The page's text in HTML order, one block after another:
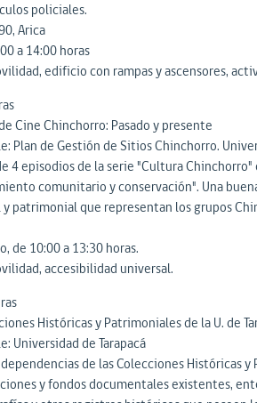
policiales.
Arica
a 14:00 horas
edificio con rampas y ascensores,
Cine Chinchorro: Pasado y presente
Plan de Gestión de Sitios Chinchorro.
4 episodios de la serie "Cultura
comunitario y conservación". Una
patrimonial que representan los grupos
de 10:00 a 13:30 horas.
accesibilidad universal.
Históricas y Patrimoniales de la U. de
Universidad de Tarapacá
de las Colecciones Históricas
y fondos documentales existentes,